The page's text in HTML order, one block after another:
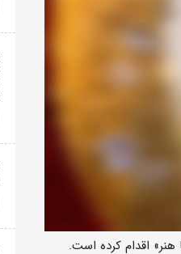
هنر» اقدام کرده است.